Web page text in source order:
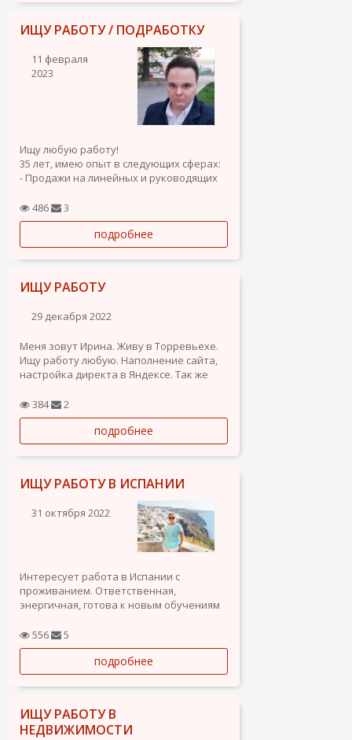
ИЩУ РАБОТУ / ПОДРАБОТКУ
11 февраля
2023
Ищу любую работу!
35 лет, имею опыт в следующих сферах:
- Продажи на линейных и руководящих
- Техник по КИП и А (слаботочка) - 2 года
- Небольшой опыт работы официантом
(около полу года в Москве)
- Администратор (менеджер) / оператор
игрового клуба...
486 3
подробнее
ИЩУ РАБОТУ
29 декабря 2022
Меня зовут Ирина. Живу в Торревьехе.
Ищу работу любую. Наполнение сайта,
настройка директа в Яндексе. Так же
помещений или работу в магазине.
384 2
подробнее
ИЩУ РАБОТУ В ИСПАНИИ
31 октября 2022
Интересует работа в Испании с
проживанием. Ответственная,
энергичная, готова к новым обучениям
премиум класса в Греции, опыт няни с
детьми от 0 и старше, менеджер по
туризму, рекламе на ТВ (Украина).
Английский на базовом уровне понимаю
и...
556 5
подробнее
ИЩУ РАБОТУ В
НЕДВИЖИМОСТИ